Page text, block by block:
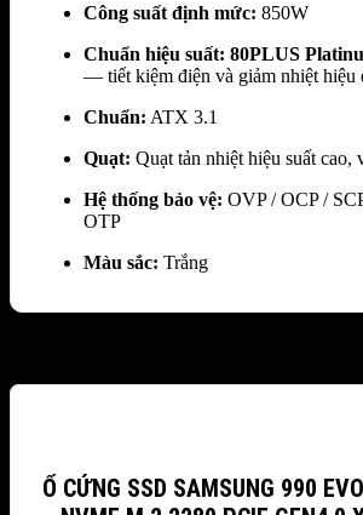
Công suất định mức: 850W
Chuẩn hiệu suất: 80PLUS
— tiết kiệm điện và giảm nhiệt hiệu
Chuẩn: ATX 3.1
Quạt: Quạt tản nhiệt hiệu suất cao,
Hệ thống bảo vệ: OVP / OCP /
OTP
Màu sắc: Trắng
Ổ CỨNG SSD SAMSUNG 990